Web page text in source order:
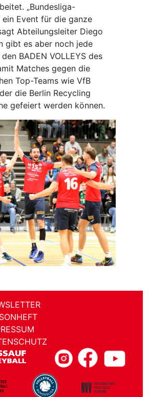
„Bundesliga-
ein Event für die ganze
Abteilungsleiter Diego
gibt es aber noch jede
BADEN VOLLEYS des
Matches gegen die
Top-Teams wie VfB
die Berlin Recycling
gefeiert werden können.